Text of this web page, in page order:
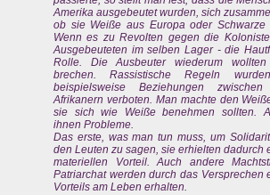
Amerika ausgebeutet wurden, sich
ob sie Weiße aus Europa oder Schwarze
Wenn es zu Revolten gegen die
Ausgebeuteten im selben Lager - die
Rolle. Die Ausbeuter wiederum
brechen. Rassistische Regeln
beispielsweise Beziehungen
Afrikanern verboten. Man machte den
sie sich wie Weiße benehmen sollten.
ihnen Probleme.
Das erste, was man tun muss, um
den Leuten zu sagen, sie erhielten dadurch
materiellen Vorteil. Auch andere
Patriarchat werden durch das Versprechen
Vorteils am Leben erhalten.